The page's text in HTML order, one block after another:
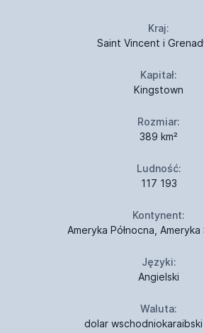
Kraj:
Saint Vincent i
Kapitał:
Kingstown
Rozmiar:
389 km²
Ludność:
117 193
Kontynent:
Ameryka Północna,
Języki:
Angielski
Waluta:
dolar wschodniokaraibski